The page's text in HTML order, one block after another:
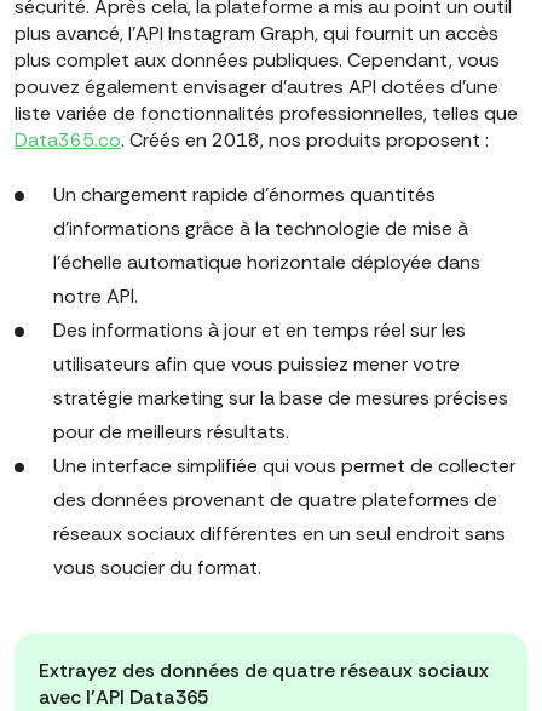
sécurité. Après cela, la plateforme a mis au point un outil
plus avancé, l'API Instagram Graph, qui fournit un accès
plus complet aux données publiques. Cependant, vous
pouvez également envisager d'autres API dotées d'une
liste variée de fonctionnalités professionnelles, telles que
Data365.co. Créés en 2018, nos produits proposent :
Un chargement rapide d'énormes quantités
d'informations grâce à la technologie de mise à
l'échelle automatique horizontale déployée dans
notre API.
Des informations à jour et en temps réel sur les
utilisateurs afin que vous puissiez mener votre
stratégie marketing sur la base de mesures précises
pour de meilleurs résultats.
Une interface simplifiée qui vous permet de collecter
des données provenant de quatre plateformes de
réseaux sociaux différentes en un seul endroit sans
vous soucier du format.
Extrayez des données de quatre réseaux sociaux
avec l'API Data365